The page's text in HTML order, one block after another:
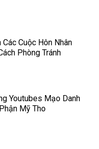
Cuộc Hôn Nhân
Phòng Tránh
Youtubes Mạo Danh
Mỹ Tho